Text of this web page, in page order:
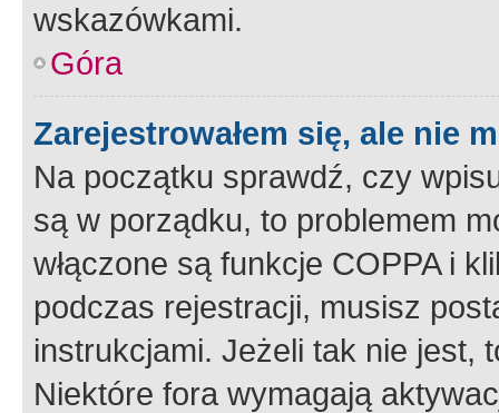
wskazówkami.
Góra
Zarejestrowałem się, ale nie
Na początku sprawdź, czy
są w porządku, to problemem
włączone są funkcje COPPA i
podczas rejestracji, musisz
instrukcjami. Jeżeli tak nie jest,
Niektóre fora wymagają